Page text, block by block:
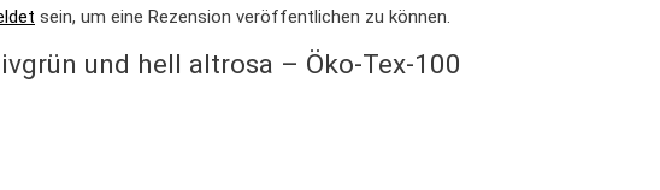
sein, um eine Rezension veröffentlichen zu können.
und hell altrosa – Öko-Tex-100